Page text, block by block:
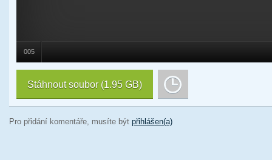
005
Stáhnout soubor (1.95 GB)
Pro přidání komentáře, musíte být přihlášen(a)